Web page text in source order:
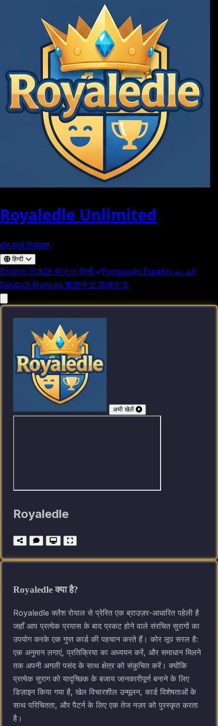
Royaledle Unlimited
होमकार्ड रिज़ॉल्वर
हिन्दी
English 日本語 한국어 हिन्दी Português Español العربية
Deutsch Français 繁體中文 简体中文
अभी खेलें
Royaledle
Royaledle क्या है?
Royaledle क्लैश रोयाल से प्रेरित एक ब्राउज़र-आधारित पहेली है
जहाँ आप प्रत्येक प्रयास के बाद प्रकट होने वाले संरचित सुरागों का
उपयोग करके एक गुप्त कार्ड की पहचान करते हैं। कोर लूप सरल है:
एक अनुमान लगाएं, प्रतिक्रिया का अध्ययन करें, और समाधान मिलने
तक अपनी अगली पसंद के साथ क्षेत्र को संकुचित करें। क्योंकि
प्रत्येक सुराग को यादृच्छिक के बजाय जानकारीपूर्ण बनाने के लिए
डिज़ाइन किया गया है, खेल विचारशील उन्मूलन, कार्ड विशेषताओं के
साथ परिचितता, और पैटर्न के लिए एक तेज नज़र को पुरस्कृत करता
है।